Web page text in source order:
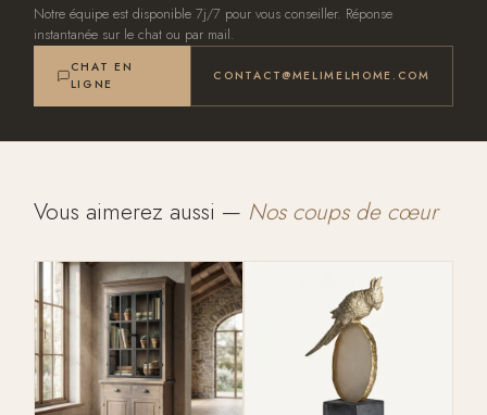
Notre équipe est disponible 7j/7 pour vous conseiller. Réponse
instantanée sur le chat ou par mail.
CHAT EN
LIGNE
CONTACT@MELIMELHOME.COM
Vous aimerez aussi — Nos coups de cœur